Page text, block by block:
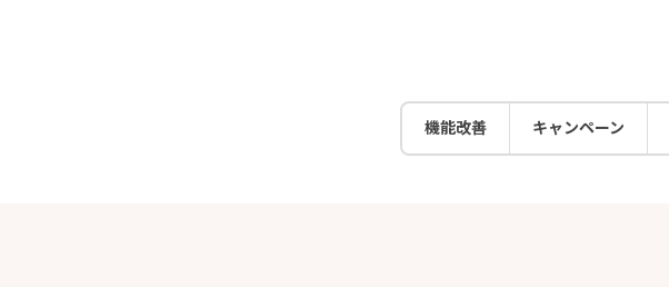
複数店舗との連携
機能改善 キャンペーン